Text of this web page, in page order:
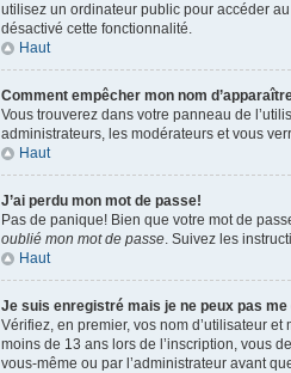
utilisez un ordinateur public pour accéder
désactivé cette fonctionnalité.
Haut
Comment empêcher mon nom
Vous trouverez dans votre panneau de
administrateurs, les modérateurs et vous
Haut
J’ai perdu mon mot de passe!
Pas de panique! Bien que votre mot de
oublié mon mot de passe. Suivez les
Haut
Je suis enregistré mais je ne peux pas
Vérifiez, en premier, vos nom d’utilisateur
moins de 13 ans lors de l’inscription, vous
vous-même ou par l’administrateur avant